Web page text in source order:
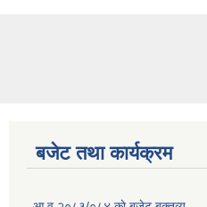
बजेट तथा कार्यक्रम